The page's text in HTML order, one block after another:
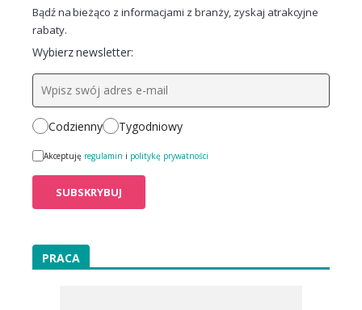
Bądź na bieżąco z informacjami z branży, zyskaj atrakcyjne
rabaty.
Wybierz newsletter:
Codzienny Tygodniowy
Akceptuję regulamin i politykę prywatności
PRACA